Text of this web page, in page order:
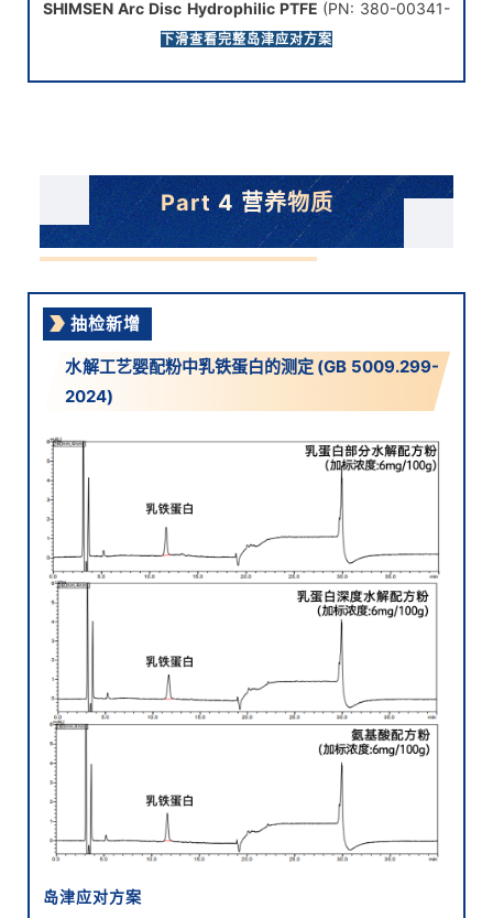
Part 4 营养物质
抽检新增
水解工艺婴配粉中乳铁蛋白的测定 (GB 5009.299-
岛津应对方案
Shim-pack Scepter C4-300
(5 μm, 4.6×250mm, PN:
227-31183-06)
SHIMSEN Buffer Salt 水解婴配粉中乳铁蛋白检测用提取缓